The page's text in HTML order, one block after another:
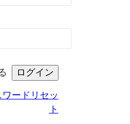
ワードリセッ
ト